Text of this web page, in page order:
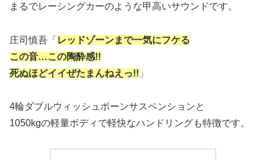
まるでレーシングカーのような甲高いサウンドです。
庄司慎吾「 レッドゾーンまで一気にフケる
この音…この陶酔感!!
死ぬほどイイぜたまんねえっ!! 」
4輪ダブルウィッシュボーンサスペンションと
1050kgの軽量ボディで軽快なハンドリングも特徴です。